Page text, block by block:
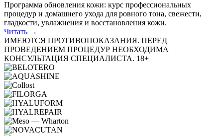
Программа обновления кожи: курс профессиональных
процедур и домашнего ухода для ровного тона, свежести,
гладкости, увлажнения и восстановления кожи.
Читать →
ИМЕЮТСЯ ПРОТИВОПОКАЗАНИЯ. ПЕРЕД
ПРОВЕДЕНИЕМ ПРОЦЕДУР НЕОБХОДИМА
КОНСУЛЬТАЦИЯ СПЕЦИАЛИСТА. 18+